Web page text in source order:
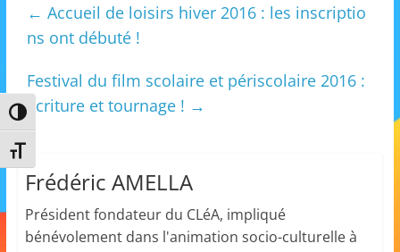
Passer en contraste élevé
Changer la taille de la police
a
n
i
← Accueil de loisirs hiver 2016 : les inscriptio
ns ont débuté !
Festival du film scolaire et périscolaire 2016 :
écriture et tournage ! →
Frédéric AMELLA
Président fondateur du CLéA, impliqué
bénévolement dans l'animation socio-culturelle à